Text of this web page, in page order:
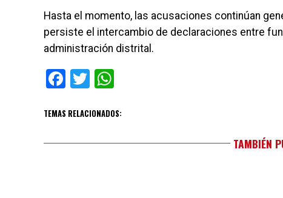
Hasta el momento, las acusaciones continúan
persiste el intercambio de declaraciones entre
administración distrital.
Facebook
Twitter
TEMAS RELACIONADOS:
TAMBIÉN